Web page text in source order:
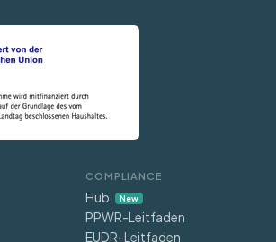
COMPLIANCE
Hub New
PPWR-Leitfaden
EUDR-Leitfaden